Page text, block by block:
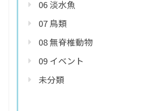
06 淡水魚
07 鳥類
08 無脊椎動物
09 イベント
未分類